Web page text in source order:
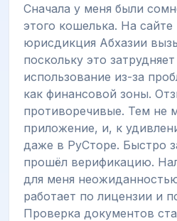
Сначала у меня были
этого кошелька. На
юрисдикция Абхазии
поскольку это
использование из-за
как финансовой зоны.
противоречивые. Тем не
приложение, и, к
даже в РуСторе. Быстро
прошёл верификацию.
для меня
работает по лицензии и
Проверка документов